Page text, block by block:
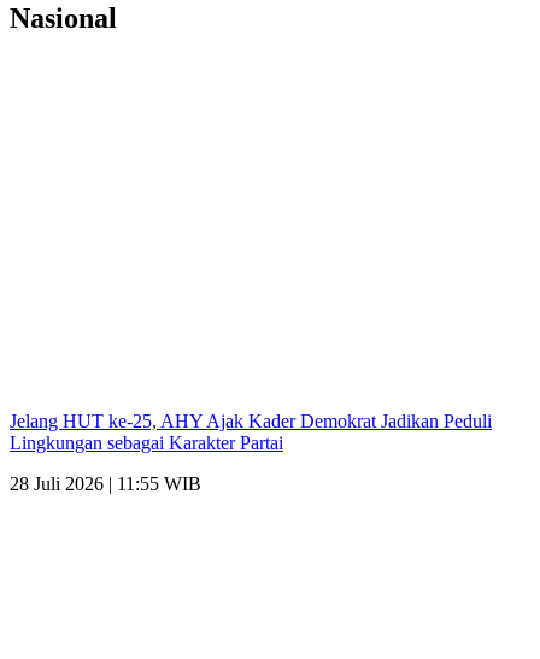
Nasional
Jelang HUT ke-25, AHY Ajak Kader Demokrat Jadikan Peduli
Lingkungan sebagai Karakter Partai
28 Juli 2026 | 11:55 WIB